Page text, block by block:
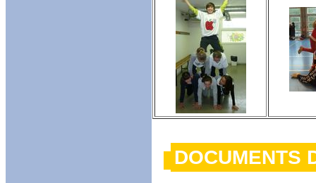
DOCUMENTS